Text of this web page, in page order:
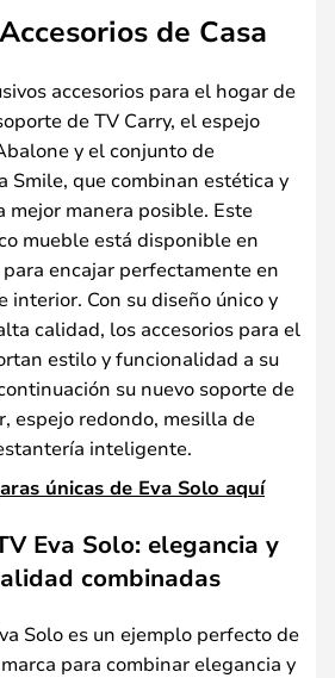
de Casa
accesorios para el hogar de
de TV Carry, el espejo
y el conjunto de
Smile, que combinan estética y
manera posible. Este
mueble está disponible en
encajar perfectamente en
interior. Con su diseño único y
calidad, los accesorios para el
estilo y funcionalidad a su
su nuevo soporte de
espejo redondo, mesilla de
inteligente.
únicas de Eva Solo aquí
Eva Solo: elegancia y
combinadas
Solo es un ejemplo perfecto de
para combinar elegancia y